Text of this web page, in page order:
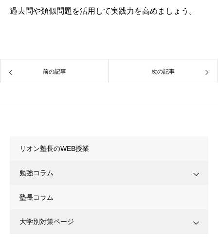
過去問や類似問題を活用して実践力を高めましょう。
前の記事 次の記事
リオン塾長のWEB授業
勉強コラム
塾長コラム
大学別対策ページ